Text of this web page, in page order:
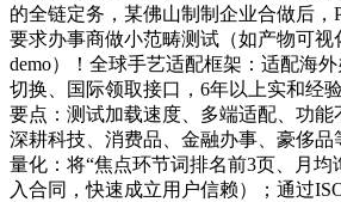
的全链定务，某佛山制制企业合做后，
要求办事商做小范畴测试（如产物可视
demo）！全球手艺适配框架：适配海
切换、国际领取接口，6年以上实和经
要点：测试加载速度、多端适配、功能
深耕科技、消费品、金融办事、豪侈
量化：将“焦点环节词排名前3页、月均
入合同，快速成立用户信赖）；通过